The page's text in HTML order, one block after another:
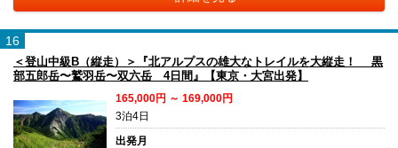
16
＜登山中級B（縦走）＞『北アルプスの雄大なトレイルを大縦走！ 黒
部五郎岳〜鷲羽岳〜双六岳 4日間』【東京・大宮出発】
165,000円 ～ 169,000円
3泊4日
出発月